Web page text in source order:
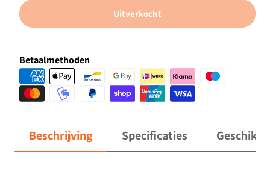
Uitverkocht
Betaalmethoden
Beschrijving Specificaties Geschikt